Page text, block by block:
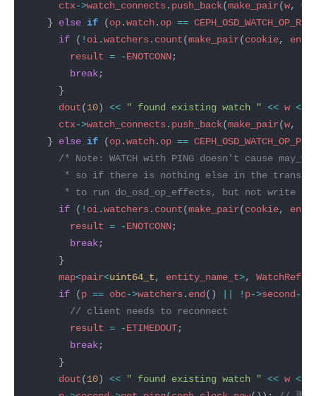
ctx->watch_connects. push_back(make_pair(w,
    }
else if (op.watch. op ==
if ( ! oi.watchers. count(make_pair(cookie,
result = -ENOTCONN
break
dout(10) << " found existing watch " << w <<
ctx->watch_connects. push_back(make_pair(w,
    }
else if (op.watch. op ==
* to run do_osd_op_effects, but not write
if ( ! oi.watchers. count(make_pair(cookie,
result = -ENOTCONN
break
map<pair<uint64_t, entity_name_t>, WatchRef
if (p == obc->watchers. end() ! p->second->
result = -ETIMEDOUT
break
dout(10) << " found existing watch " << w <<